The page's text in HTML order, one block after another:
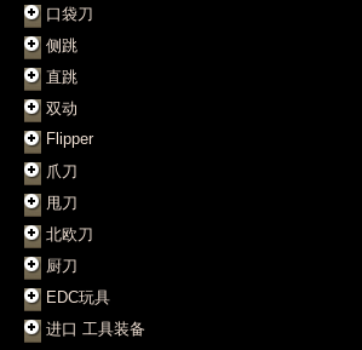
口袋刀
侧跳
直跳
双动
Flipper
爪刀
甩刀
北欧刀
厨刀
EDC玩具
进口 工具装备